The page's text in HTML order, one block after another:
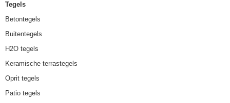
Tegels
Betontegels
Buitentegels
H2O tegels
Keramische terrastegels
Oprit tegels
Patio tegels